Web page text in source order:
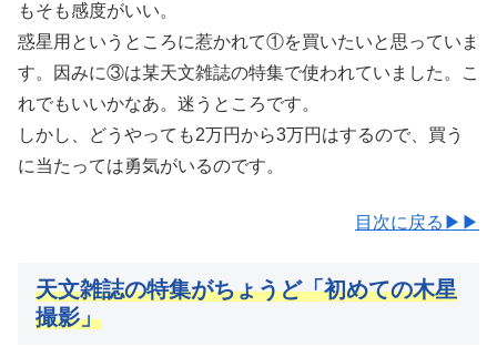
もそも感度がいい。
惑星用というところに惹かれて①を買いたいと思っていま
す。因みに③は某天文雑誌の特集で使われていました。こ
れでもいいかなあ。迷うところです。
しかし、どうやっても2万円から3万円はするので、買う
に当たっては勇気がいるのです。
目次に戻る▶▶
天文雑誌の特集がちょうど「初めての木星
撮影」